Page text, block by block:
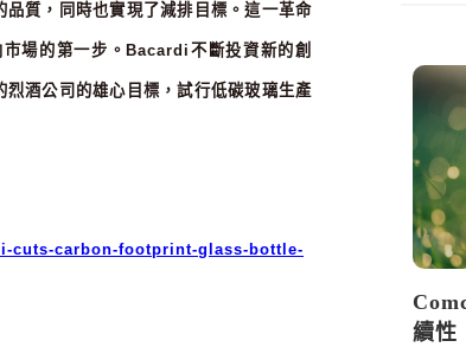
質，同時也實現了減排目標。這一革命
場的第一步。 Bacardi 不斷投資新的創
酒公司的雄心目標，試行低碳玻璃生產
cuts-carbon-footprint-glass-bottle-
續性